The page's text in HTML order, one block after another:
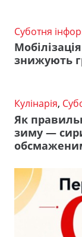
Суботня
знижують
Кулінарія,
Як
зиму —